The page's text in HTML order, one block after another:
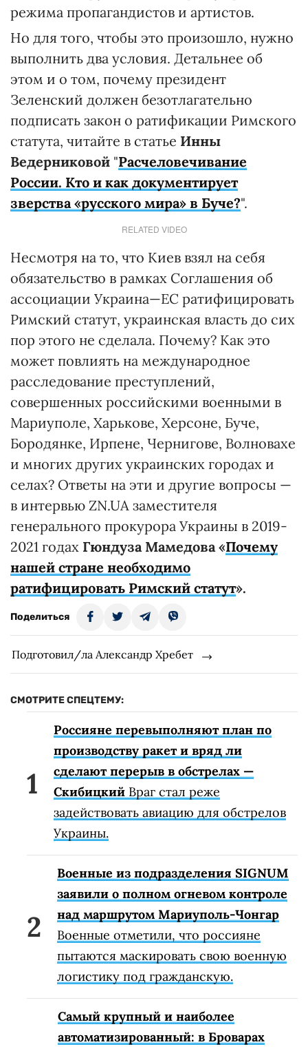
режима пропагандистов и артистов.
Но для того, чтобы это произошло, нужно
выполнить два условия. Детальнее об
этом и о том, почему президент
Зеленский должен безотлагательно
подписать закон о ратификации Римского
статута, читайте в статье Инны
Ведерниковой "Расчеловечивание
России. Кто и как документирует
зверства «русского мира» в Буче?".
RELATED VIDEO
Несмотря на то, что Киев взял на себя
обязательство в рамках Соглашения об
ассоциации Украина—ЕС ратифицировать
Римский статут, украинская власть до сих
пор этого не сделала. Почему? Как это
может повлиять на международное
расследование преступлений,
совершенных российскими военными в
Мариуполе, Харькове, Херсоне, Буче,
Бородянке, Ирпене, Чернигове, Волновахе
и многих других украинских городах и
селах? Ответы на эти и другие вопросы —
в интервью ZN.UA заместителя
генерального прокурора Украины в 2019-
2021 годах Гюндуза Мамедова «Почему
нашей стране необходимо
ратифицировать Римский статут».
Поделиться
Подготовил/ла Александр Хребет
СМОТРИТЕ СПЕЦТЕМУ:
Россияне перевыполняют план по
производству ракет и вряд ли
сделают перерыв в обстрелах —
Скибицкий Враг стал реже
задействовать авиацию для обстрелов
Украины.
Военные из подразделения SIGNUM
заявили о полном огневом контроле
над маршрутом Мариуполь-Чонгар
Военные отметили, что россияне
пытаются маскировать свою военную
логистику под гражданскую.
Самый крупный и наиболее
автоматизированный: в Броварах